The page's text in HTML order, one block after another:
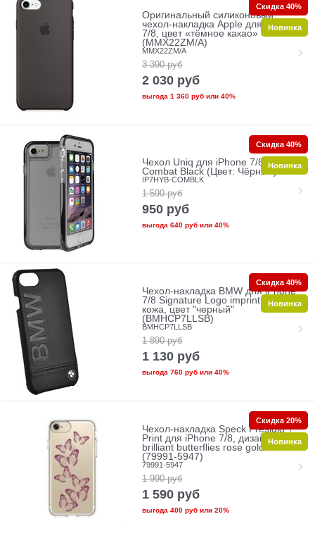
Оригинальный силиконовый
чехол-накладка Apple для iPhone
7/8, цвет «тёмное какао»
(MMX22ZM/A)
MMX22ZM/A
3 390 руб
2 030 руб
выгода 1 360 рубили 40%
Скидка 40%
Новинка
Чехол Uniq для iPhone 7/8
Combat Black (Цвет: Чёрный)
IP7HYB-COMBLK
1 590 руб
950 руб
выгода 640 рубили 40%
Скидка 40%
Новинка
Чехол-накладка BMW для iPhone
7/8 Signature Logo imprint Hard
кожа, цвет "черный"
(BMHCP7LLSB)
BMHCP7LLSB
1 890 руб
1 130 руб
выгода 760 рубили 40%
Скидка 40%
Новинка
Чехол-накладка Speck Presidio +
Print для iPhone 7/8, дизайн
brilliant butterflies rose gold/clear"
(79991-5947)
79991-5947
1 990 руб
1 590 руб
выгода 400 рубили 20%
Скидка 20%
Новинка